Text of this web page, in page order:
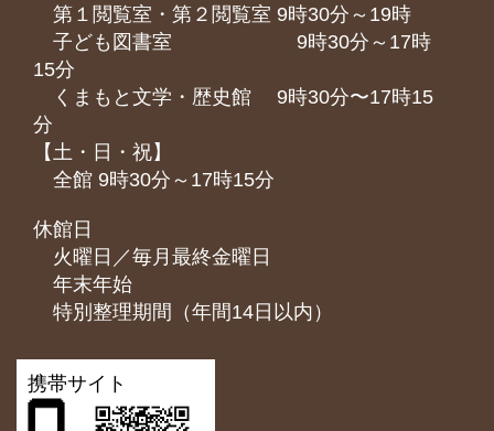
第１閲覧室・第２閲覧室 9時30分～19時
子ども図書室 9時30分～17時
15分
くまもと⽂学・歴史館 9時30分〜17時15
分
【土・日・祝】
全館 9時30分～17時15分
休館日
火曜日／毎月最終金曜日
年末年始
特別整理期間（年間14日以内）
携帯サイト